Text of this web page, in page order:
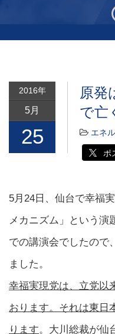
2016年
5月
25
原発
で亡
エネ
ポ
5月24日、仙台で幸福
メカニズム」という演
での講演会でしたので、
ました。
幸福実現党は、立党以
おります。それは東日
ります。大川総裁が仙